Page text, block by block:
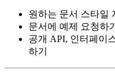
원하는 문서 스타일
문서에 예제 요청하기
공개 API, 인터페이
하기